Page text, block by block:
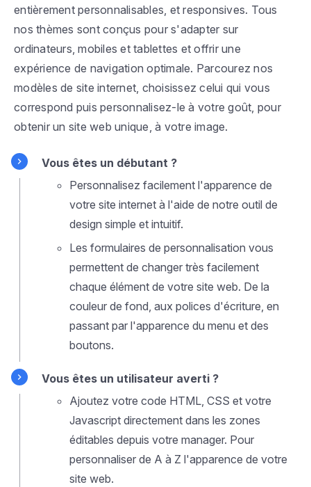
entièrement personnalisables, et responsives. Tous
nos thèmes sont conçus pour s'adapter sur
ordinateurs, mobiles et tablettes et offrir une
expérience de navigation optimale. Parcourez nos
modèles de site internet, choisissez celui qui vous
correspond puis personnalisez-le à votre goût, pour
obtenir un site web unique, à votre image.
Vous êtes un débutant ?
Personnalisez facilement l'apparence de
votre site internet à l'aide de notre outil de
design simple et intuitif.
Les formulaires de personnalisation vous
permettent de changer très facilement
chaque élément de votre site web. De la
couleur de fond, aux polices d'écriture, en
passant par l'apparence du menu et des
boutons.
Vous êtes un utilisateur averti ?
Ajoutez votre code HTML, CSS et votre
Javascript directement dans les zones
éditables depuis votre manager. Pour
personnaliser de A à Z l'apparence de votre
site web.